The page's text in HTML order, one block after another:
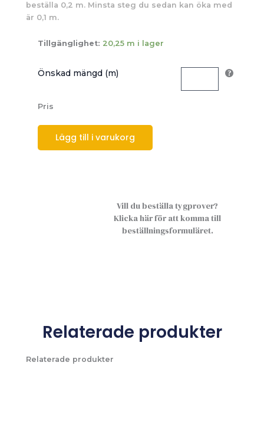
beställa 0,2 m. Minsta steg du sedan kan öka med
är 0,1 m.
Tillgänglighet: 20,25 m i lager
Önskad mängd (m)
Pris
Lägg till i varukorg
Vill du beställa tygprover?
Klicka här för att komma till
beställningsformuläret.
Relaterade produkter
Relaterade produkter